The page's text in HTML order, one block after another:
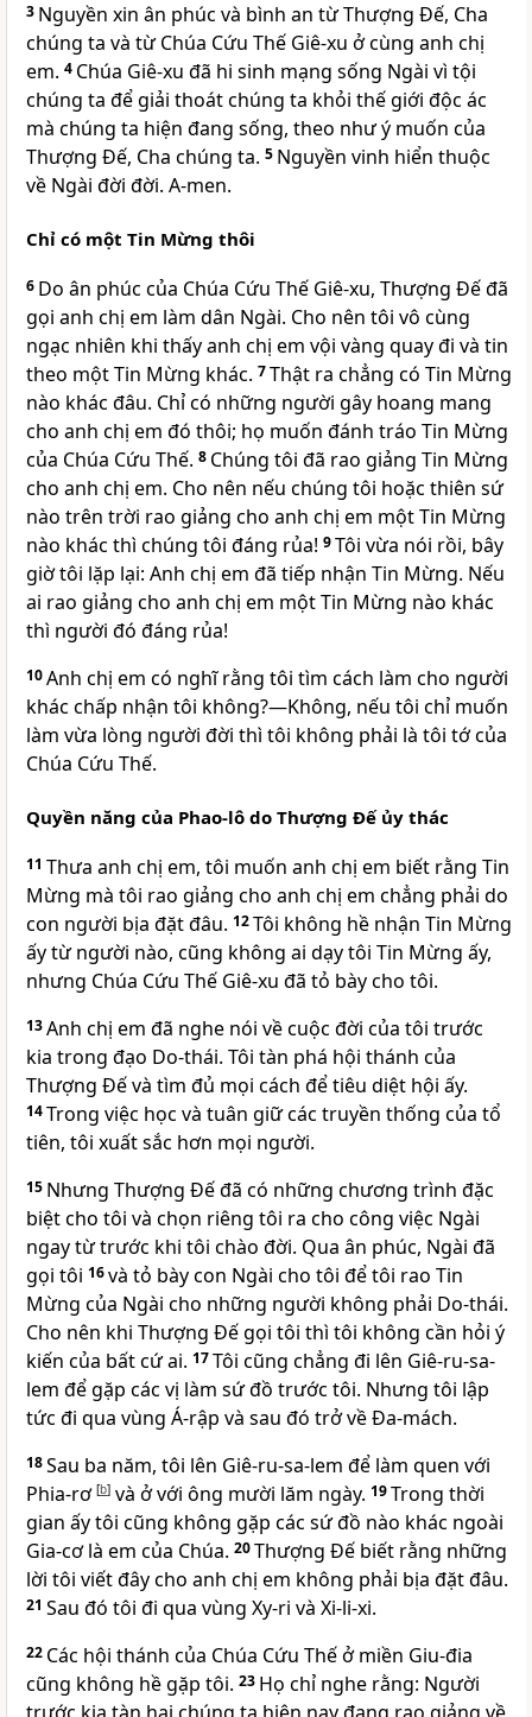
3 Nguyền xin ân phúc và bình an từ Thượng Đế, Cha
chúng ta và từ Chúa Cứu Thế Giê-xu ở cùng anh chị
em. 4 Chúa Giê-xu đã hi sinh mạng sống Ngài vì tội
chúng ta để giải thoát chúng ta khỏi thế giới độc ác
mà chúng ta hiện đang sống, theo như ý muốn của
Thượng Đế, Cha chúng ta. 5 Nguyền vinh hiển thuộc
về Ngài đời đời. A-men.
Chỉ có một Tin Mừng thôi
6 Do ân phúc của Chúa Cứu Thế Giê-xu, Thượng Đế đã
gọi anh chị em làm dân Ngài. Cho nên tôi vô cùng
ngạc nhiên khi thấy anh chị em vội vàng quay đi và tin
theo một Tin Mừng khác. 7Thật ra chẳng có Tin Mừng
nào khác đâu. Chỉ có những người gây hoang mang
cho anh chị em đó thôi; họ muốn đánh tráo Tin Mừng
của Chúa Cứu Thế. 8 Chúng tôi đã rao giảng Tin Mừng
cho anh chị em. Cho nên nếu chúng tôi hoặc thiên sứ
nào trên trời rao giảng cho anh chị em một Tin Mừng
nào khác thì chúng tôi đáng rủa! 9Tôi vừa nói rồi, bây
giờ tôi lặp lại: Anh chị em đã tiếp nhận Tin Mừng. Nếu
ai rao giảng cho anh chị em một Tin Mừng nào khác
thì người đó đáng rủa!
10Anh chị em có nghĩ rằng tôi tìm cách làm cho người
khác chấp nhận tôi không?—Không, nếu tôi chỉ muốn
làm vừa lòng người đời thì tôi không phải là tôi tớ của
Chúa Cứu Thế.
Quyền năng của Phao-lô do Thượng Đế ủy thác
11 Thưa anh chị em, tôi muốn anh chị em biết rằng Tin
Mừng mà tôi rao giảng cho anh chị em chẳng phải do
con người bịa đặt đâu. 12Tôi không hề nhận Tin Mừng
ấy từ người nào, cũng không ai dạy tôi Tin Mừng ấy,
nhưng Chúa Cứu Thế Giê-xu đã tỏ bày cho tôi.
13Anh chị em đã nghe nói về cuộc đời của tôi trước
kia trong đạo Do-thái. Tôi tàn phá hội thánh của
Thượng Đế và tìm đủ mọi cách để tiêu diệt hội ấy.
14Trong việc học và tuân giữ các truyền thống của tổ
tiên, tôi xuất sắc hơn mọi người.
15 Nhưng Thượng Đế đã có những chương trình đặc
biệt cho tôi và chọn riêng tôi ra cho công việc Ngài
ngay từ trước khi tôi chào đời. Qua ân phúc, Ngài đã
gọi tôi 16và tỏ bày con Ngài cho tôi để tôi rao Tin
Mừng của Ngài cho những người không phải Do-thái.
Cho nên khi Thượng Đế gọi tôi thì tôi không cần hỏi ý
kiến của bất cứ ai. 17Tôi cũng chẳng đi lên Giê-ru-sa-
lem để gặp các vị làm sứ đồ trước tôi. Nhưng tôi lập
tức đi qua vùng Á-rập và sau đó trở về Đa-mách.
18Sau ba năm, tôi lên Giê-ru-sa-lem để làm quen với
Phia-rơ [b] và ở với ông mười lăm ngày. 19Trong thời
gian ấy tôi cũng không gặp các sứ đồ nào khác ngoài
Gia-cơ là em của Chúa. 20Thượng Đế biết rằng những
lời tôi viết đây cho anh chị em không phải bịa đặt đâu.
21 Sau đó tôi đi qua vùng Xy-ri và Xi-li-xi.
22 Các hội thánh của Chúa Cứu Thế ở miền Giu-đia
cũng không hề gặp tôi. 23 Họ chỉ nghe rằng: Người